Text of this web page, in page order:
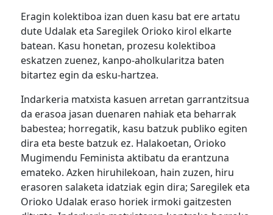
Eragin kolektiboa izan duen kasu bat ere artatu
dute Udalak eta Saregilek Orioko kirol elkarte
batean. Kasu honetan, prozesu kolektiboa
eskatzen zuenez, kanpo-aholkularitza baten
bitartez egin da esku-hartzea.
Indarkeria matxista kasuen arretan garrantzitsua
da erasoa jasan duenaren nahiak eta beharrak
babestea; horregatik, kasu batzuk publiko egiten
dira eta beste batzuk ez. Halakoetan, Orioko
Mugimendu Feminista aktibatu da erantzuna
emateko. Azken hiruhilekoan, hain zuzen, hiru
erasoren salaketa idatziak egin dira; Saregilek eta
Orioko Udalak eraso horiek irmoki gaitzesten